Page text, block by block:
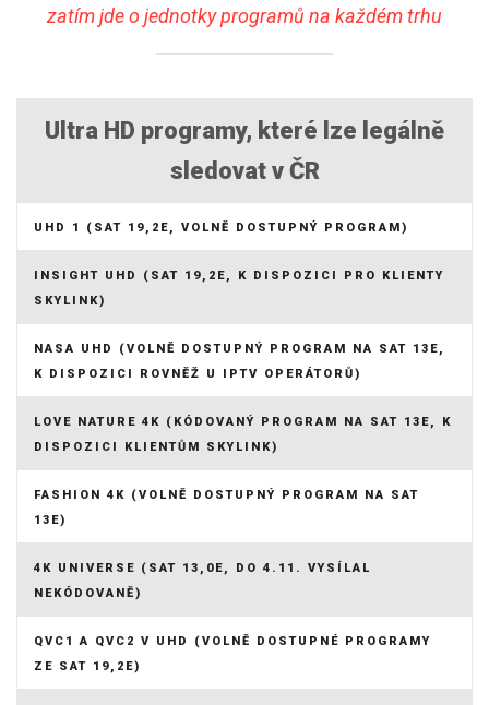
zatím jde o jednotky programů na každém trhu
Ultra HD programy, které lze legálně
sledovat v ČR
UHD 1 (SAT 19,2E, VOLNĚ DOSTUPNÝ PROGRAM)
INSIGHT UHD (SAT 19,2E, K DISPOZICI PRO KLIENTY
SKYLINK)
NASA UHD (VOLNĚ DOSTUPNÝ PROGRAM NA SAT 13E,
K DISPOZICI ROVNĚŽ U IPTV OPERÁTORŮ)
LOVE NATURE 4K (KÓDOVANÝ PROGRAM NA SAT 13E, K
DISPOZICI KLIENTŮM SKYLINK)
FASHION 4K (VOLNĚ DOSTUPNÝ PROGRAM NA SAT
13E)
4K UNIVERSE (SAT 13,0E, DO 4.11. VYSÍLAL
NEKÓDOVANĚ)
QVC1 A QVC2 V UHD (VOLNĚ DOSTUPNÉ PROGRAMY
ZE SAT 19,2E)